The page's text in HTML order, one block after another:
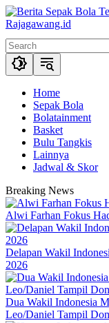
Skip
to
Home
Sepak Bola
Bolatainment
Basket
Bulu Tangkis
Lainnya
Jadwal & Skor
Breaking News
Alwi Farhan Fokus
Delapan Wakil
2026
Dua Wakil Indonesia
Leo/Daniel Tampil